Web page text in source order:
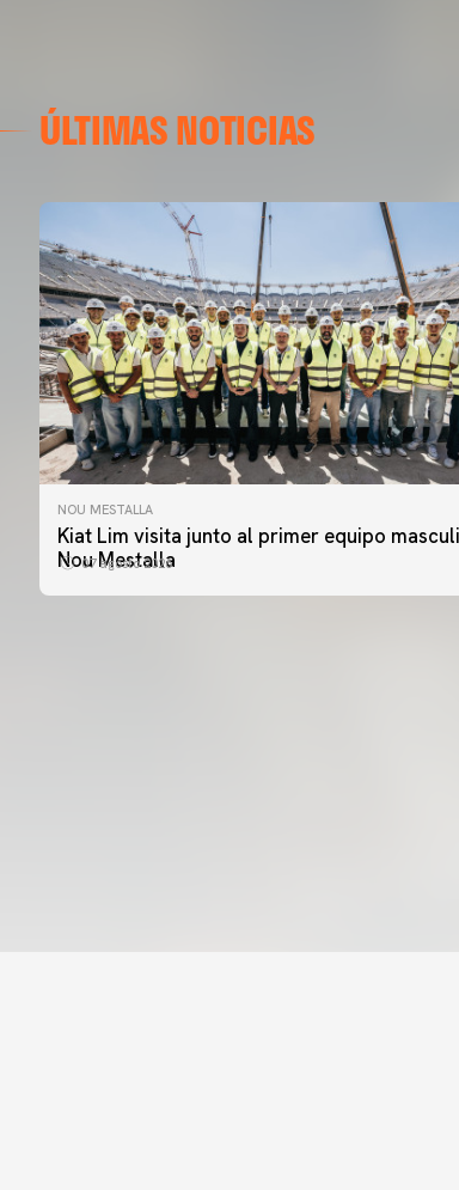
ÚLTIMAS NOTICIAS
NOU MESTALLA
Kiat Lim visita junto al primer equipo
Nou Mestalla
07 agosto 2026
PRIMER EQUIPO
ENTRENAMIENTO DEL VALENCIA CF 7/8/2026